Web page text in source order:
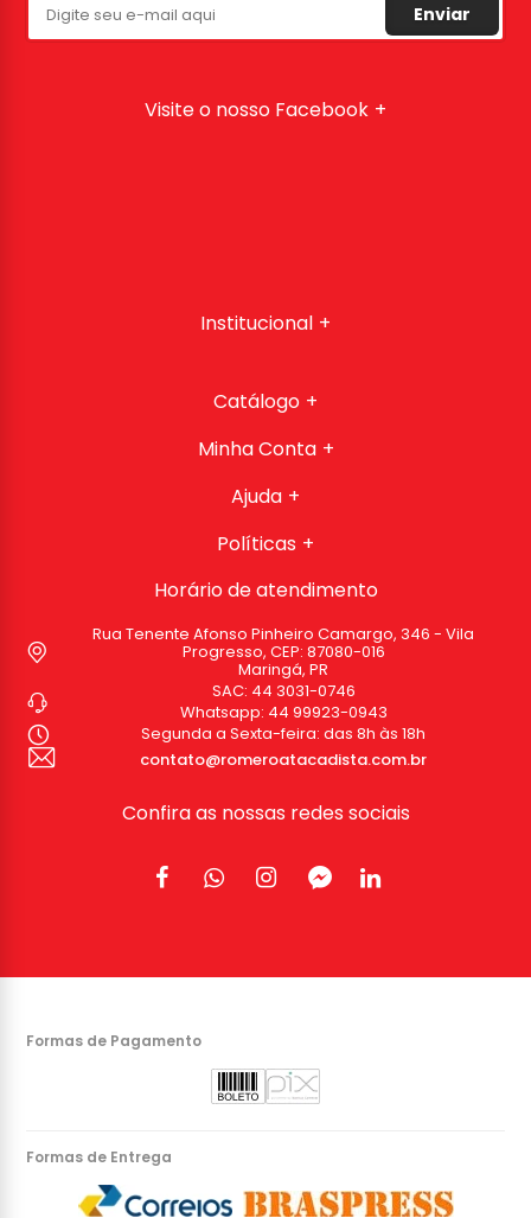
Enviar
Visite o nosso Facebook
Institucional
Catálogo
Minha Conta
Ajuda
Políticas
Horário de atendimento
Rua Tenente Afonso Pinheiro Camargo, 346 - Vila
Progresso, CEP: 87080-016
Maringá, PR
SAC: 44 3031-0746
Whatsapp: 44 99923-0943
Segunda a Sexta-feira: das 8h às 18h
contato@romeroatacadista.com.br
Confira as nossas redes sociais
Formas de Pagamento
Formas de Entrega